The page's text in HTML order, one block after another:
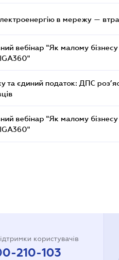
в мережу —
вебінар "Як малому
та єдиний податок: ДПС
вебінар "Як малому
користувачів
210-103